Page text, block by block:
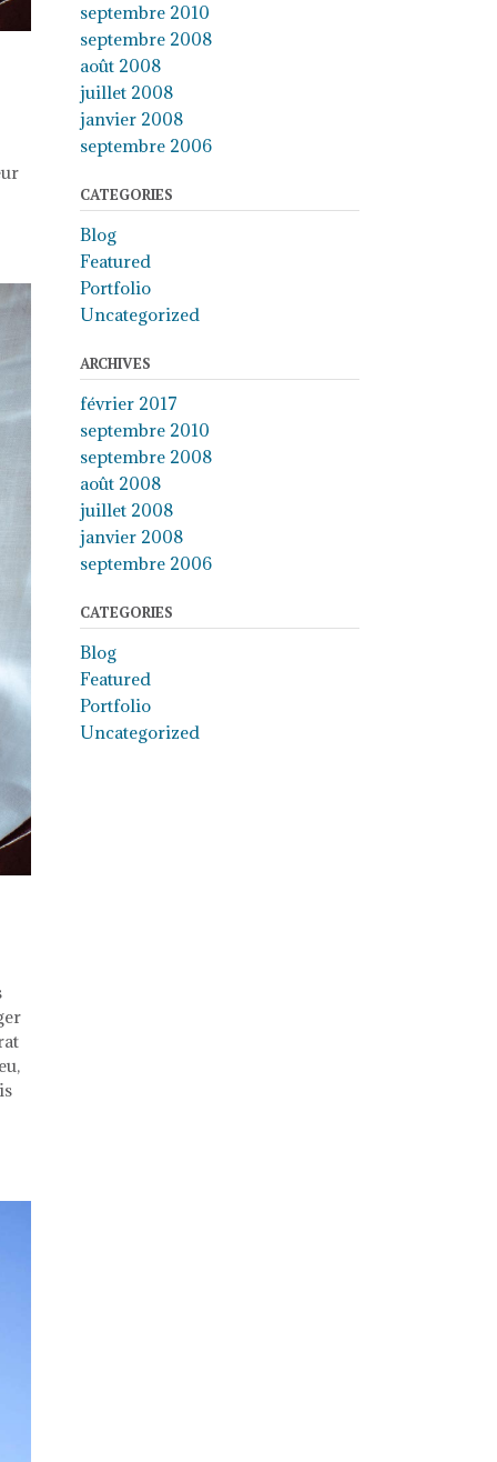
septembre 2010
septembre 2008
août 2008
juillet 2008
janvier 2008
septembre 2006
CATEGORIES
Blog
Featured
Portfolio
Uncategorized
ARCHIVES
février 2017
septembre 2010
septembre 2008
août 2008
juillet 2008
janvier 2008
septembre 2006
CATEGORIES
Blog
Featured
Portfolio
Uncategorized